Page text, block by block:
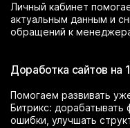
Личный кабинет
актуальным данным и
обращений к
Доработка сайтов на
Помогаем развивать
Битрикс: дорабатывать
ошибки, улучшать